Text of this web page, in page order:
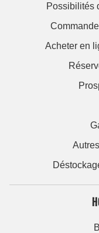
Possibilités
Acheter en